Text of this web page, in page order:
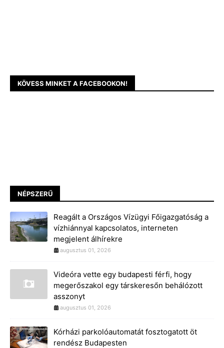
KÖVESS MINKET A FACEBOOKON!
NÉPSZERŰ
Reagált a Országos Vízügyi Főigazgatóság a
vízhiánnyal kapcsolatos, interneten
megjelent álhírekre
augusztus 01, 2026
Videóra vette egy budapesti férfi, hogy
megerőszakol egy társkeresőn behálózott
asszonyt
augusztus 01, 2026
Kórházi parkolóautomatát fosztogatott öt
rendész Budapesten